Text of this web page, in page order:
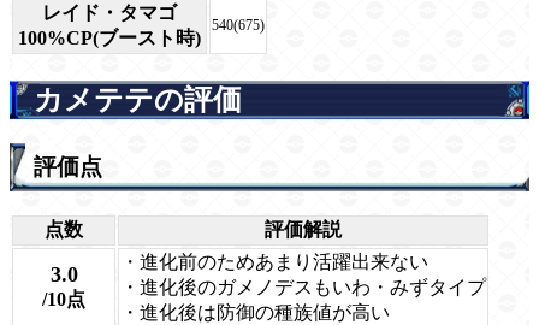
レイド・タマゴ
100%CP(ブースト時)
540(675)
カメテテの評価
評価点
点数 評価解説
3.0
/10点
・進化前のためあまり活躍出来ない
・進化後のガメノデスもいわ・みずタイプ
・進化後は防御の種族値が高い